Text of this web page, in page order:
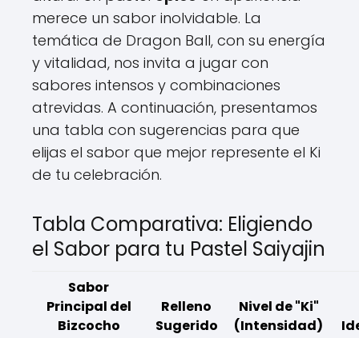
merece un sabor inolvidable. La
temática de Dragon Ball, con su energía
y vitalidad, nos invita a jugar con
sabores intensos y combinaciones
atrevidas. A continuación, presentamos
una tabla con sugerencias para que
elijas el sabor que mejor represente el Ki
de tu celebración.
Tabla Comparativa: Eligiendo
el Sabor para tu Pastel Saiyajin
Sabor
Principal del
Bizcocho
Relleno
Sugerido
Nivel de "Ki"
(Intensidad)